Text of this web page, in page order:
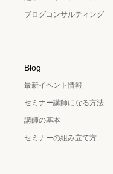
ブログコンサルティング
Blog
最新イベント情報
セミナー講師になる方法
講師の基本
セミナーの組み立て方